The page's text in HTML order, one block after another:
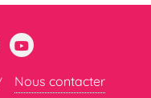
Nous contacter